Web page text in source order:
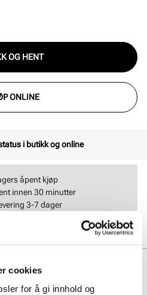
cookies
for å gi innhold og
OG HENT
ONLINE
i butikk og online
åpent kjøp
innen 30 minutter
3-7 dager
Stilren slingback med en spiss